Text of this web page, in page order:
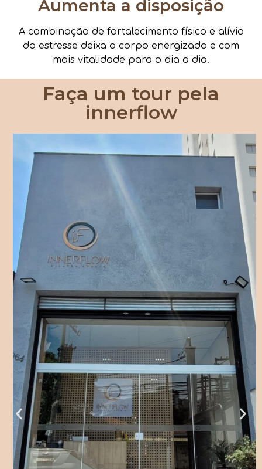
Aumenta a disposição
A combinação de fortalecimento físico e alívio
do estresse deixa o corpo energizado e com
mais vitalidade para o dia a dia.
Faça um tour pela
innerflow